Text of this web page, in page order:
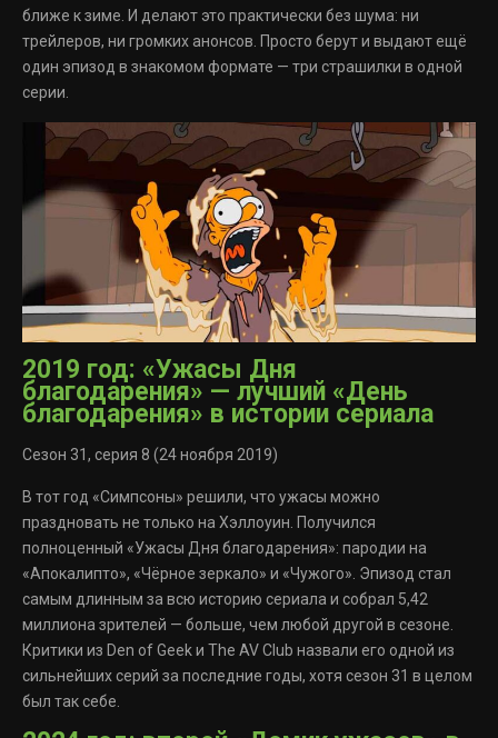
ближе к зиме. И делают это практически без шума: ни
трейлеров, ни громких анонсов. Просто берут и выдают ещё
один эпизод в знакомом формате — три страшилки в одной
серии.
2019 год: «Ужасы Дня
благодарения» — лучший «День
благодарения» в истории сериала
Сезон 31, серия 8 (24 ноября 2019)
В тот год «Симпсоны» решили, что ужасы можно
праздновать не только на Хэллоуин. Получился
полноценный «Ужасы Дня благодарения»: пародии на
«Апокалипто», «Чёрное зеркало» и «Чужого». Эпизод стал
самым длинным за всю историю сериала и собрал 5,42
миллиона зрителей — больше, чем любой другой в сезоне.
Критики из Den of Geek и The AV Club назвали его одной из
сильнейших серий за последние годы, хотя сезон 31 в целом
был так себе.